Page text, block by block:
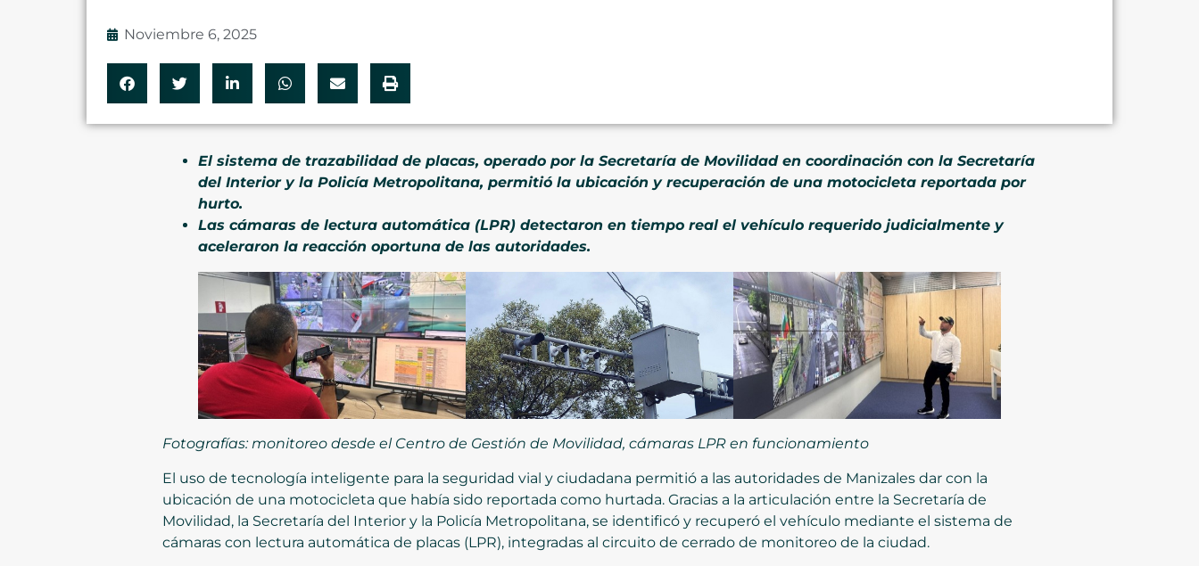
Noviembre 6, 2025
El sistema de trazabilidad de placas, operado por la Secretaría de Movilidad en coordinación con la Secretaría
del Interior y la Policía Metropolitana, permitió la ubicación y recuperación de una motocicleta reportada por
hurto.
Las cámaras de lectura automática (LPR) detectaron en tiempo real el vehículo requerido judicialmente y
aceleraron la reacción oportuna de las autoridades.
Fotografías: monitoreo desde el Centro de Gestión de Movilidad, cámaras LPR en funcionamiento
El uso de tecnología inteligente para la seguridad vial y ciudadana permitió a las autoridades de Manizales dar con la
ubicación de una motocicleta que había sido reportada como hurtada. Gracias a la articulación entre la Secretaría de
Movilidad, la Secretaría del Interior y la Policía Metropolitana, se identificó y recuperó el vehículo mediante el sistema de
cámaras con lectura automática de placas (LPR), integradas al circuito de cerrado de monitoreo de la ciudad.